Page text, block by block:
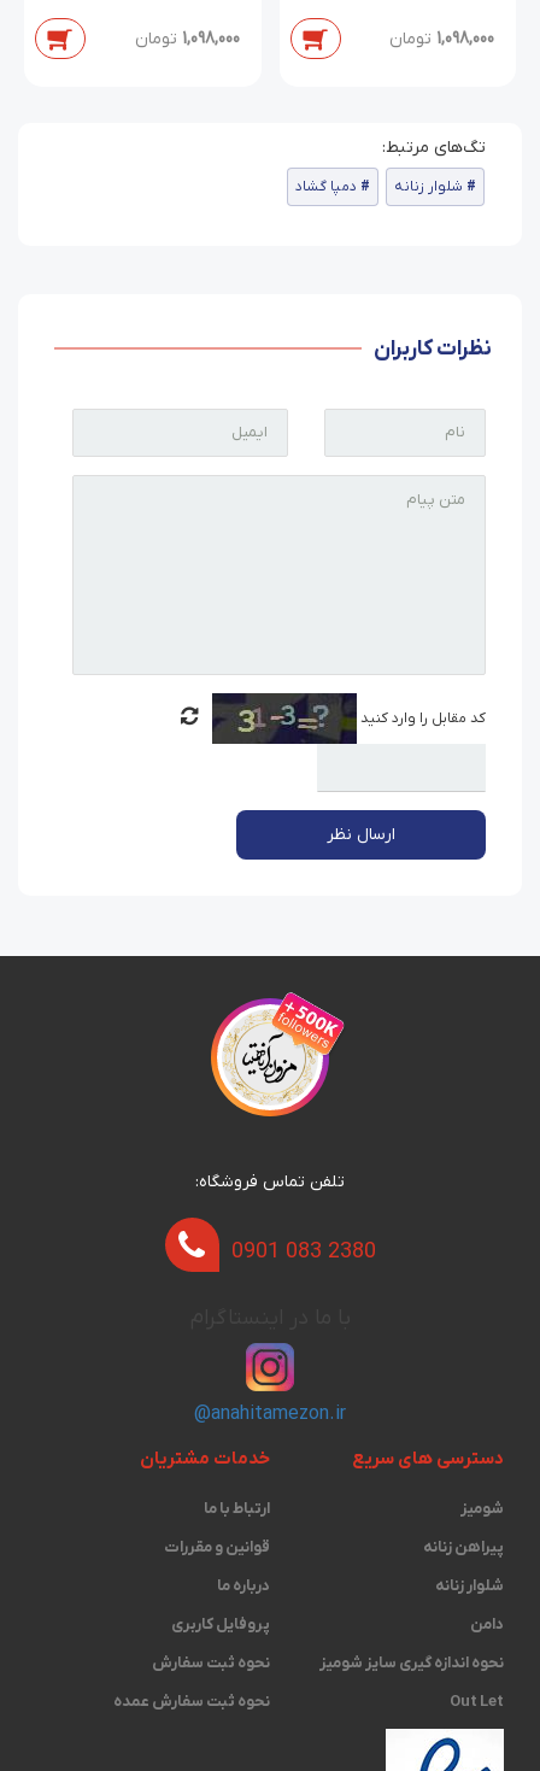
1,098,000 تومان 1,098,000 تومان
شلوار زنانه دمپا گشاد
نظرات کاربران
کد مقابل را وارد کنید
ارسال نظر
تلفن تماس فروشگاه:
0901 083 2380
@anahitamezon.ir
دسترسی های سریع
شومیز
پیراهن زنانه
شلوار زنانه
دامن
نحوه اندازه گیری ‫سایز شومیز
Out Let
خدمات مشتریان
ارتباط با ما
قوانین و مقررات
درباره ما
پروفایل کاربری
نحوه ثبت سفارش
نحوه ثبت سفارش عمده